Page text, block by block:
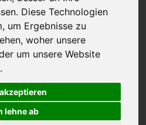
Diese Technologien
um Ergebnisse zu
woher unsere
um unsere Website
lehne ab